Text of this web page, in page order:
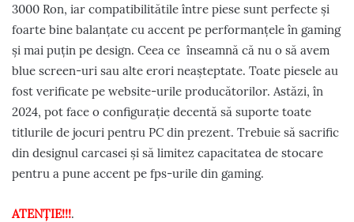
3000 Ron, iar compatibilitătile între piese sunt perfecte și
foarte bine balanțate cu accent pe performanțele în gaming
și mai puțin pe design. Ceea ce înseamnă că nu o să avem
blue screen-uri sau alte erori neașteptate. Toate piesele au
fost verificate pe website-urile producătorilor. Astăzi, în
2024, pot face o configurație decentă să suporte toate
titlurile de jocuri pentru PC din prezent. Trebuie să sacrific
din designul carcasei și să limitez capacitatea de stocare
pentru a pune accent pe fps-urile din gaming.
ATENȚIE!!!.